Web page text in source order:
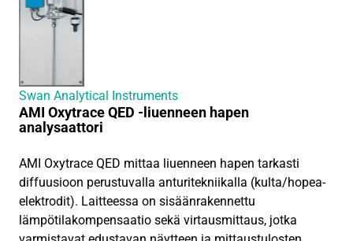
Swan Analytical Instruments
AMI Oxytrace QED -liuenneen hapen
analysaattori
AMI Oxytrace QED mittaa liuenneen hapen tarkasti
diffuusioon perustuvalla anturitekniikalla (kulta/hopea-
elektrodit). Laitteessa on sisäänrakennettu
lämpötilakompensaatio sekä virtausmittaus, jotka